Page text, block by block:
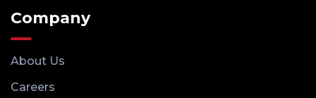
Company
About Us
Careers